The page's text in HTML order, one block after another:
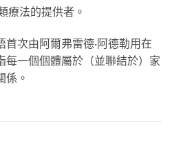
療法的提供者。
首次由阿爾弗雷德·阿德勒用在
每一個個體屬於（並聯結於）家
係。